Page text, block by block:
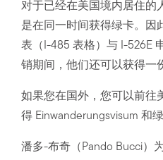
对于已经在美国境内居住的
是在同一时间获得绿卡。因
表（I-485 表格）与 I-526E
销期间，他们还可以获得一
如果您在国外，您可以前往
得 Einwanderungsvisum 和绿
潘多-布奇（Pando Bucci）